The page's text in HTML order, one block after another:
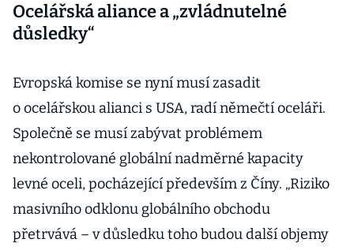
Ocelářská aliance a „zvládnutelné
důsledky“
Evropská komise se nyní musí zasadit
o ocelářskou alianci s USA, radí němečtí oceláři.
Společně se musí zabývat problémem
nekontrolované globální nadměrné kapacity
levné oceli, pocházející především z Číny. „Riziko
masivního odklonu globálního obchodu
přetrvává – v důsledku toho budou další objemy